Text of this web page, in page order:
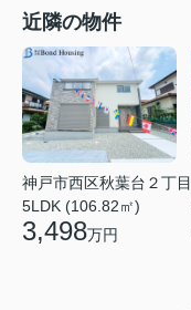
近隣の物件
神戸市西区秋葉台２丁目
5LDK (106.82㎡)
3,498万円